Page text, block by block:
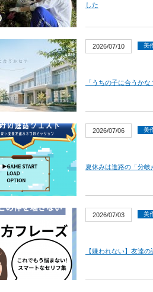
した
2026/07/10 美
「うちの子に合うか
2026/07/06 美
夏休みは進路の「分岐
2026/07/03 美
【嫌われない】友達